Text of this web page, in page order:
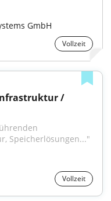
GmbH
Vollzeit
/
Speicherlösungen..."
Vollzeit